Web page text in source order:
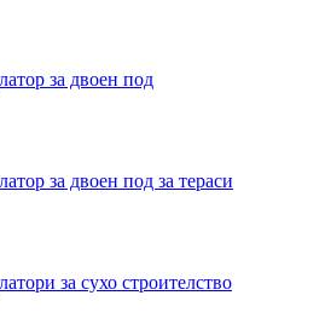
за двоен под
за двоен под за тераси
за сухо строителство